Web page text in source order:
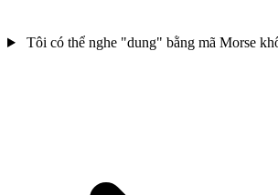
Tôi có thể nghe "dung" bằng mã Morse